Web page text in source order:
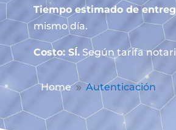
Tiempo estimado de
mismo día.
Costo: SÍ.Según tarifa
Home 9 Autenticación